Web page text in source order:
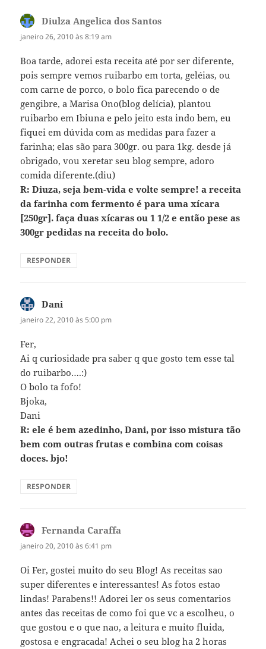
Diulza Angelica dos Santos
janeiro 26, 2010 às 8:19 am
Boa tarde, adorei esta receita até por ser diferente,
pois sempre vemos ruibarbo em torta, geléias, ou
com carne de porco, o bolo fica parecendo o de
gengibre, a Marisa Ono(blog delícia), plantou
ruibarbo em Ibiuna e pelo jeito esta indo bem, eu
fiquei em dúvida com as medidas para fazer a
farinha; elas são para 300gr. ou para 1kg. desde já
obrigado, vou xeretar seu blog sempre, adoro
comida diferente.(diu)
R: Diuza, seja bem-vida e volte sempre! a receita
da farinha com fermento é para uma xícara
[250gr]. faça duas xícaras ou 1 1/2 e então pese as
300gr pedidas na receita do bolo.
RESPONDER
Dani
janeiro 22, 2010 às 5:00 pm
Fer,
Ai q curiosidade pra saber q que gosto tem esse tal
do ruibarbo….:)
O bolo ta fofo!
Bjoka,
Dani
R: ele é bem azedinho, Dani, por isso mistura tão
bem com outras frutas e combina com coisas
doces. bjo!
RESPONDER
Fernanda Caraffa
janeiro 20, 2010 às 6:41 pm
Oi Fer, gostei muito do seu Blog! As receitas sao
super diferentes e interessantes! As fotos estao
lindas! Parabens!! Adorei ler os seus comentarios
antes das receitas de como foi que vc a escolheu, o
que gostou e o que nao, a leitura e muito fluida,
gostosa e engracada! Achei o seu blog ha 2 horas